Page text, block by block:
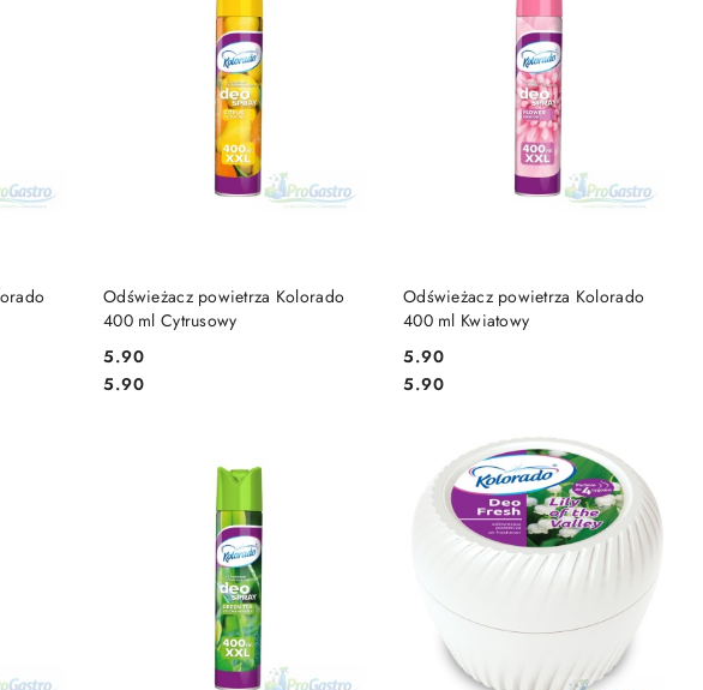
Odświeżacz powietrza Kolorado
400 ml Cytrusowy
Cena:
5.90
Cena:
5.90
DO KOSZYKA
Odświeżacz powietrza Kolorado
400 ml Kwiatowy
Cena:
5.90
Cena:
5.90
DO KOSZYKA